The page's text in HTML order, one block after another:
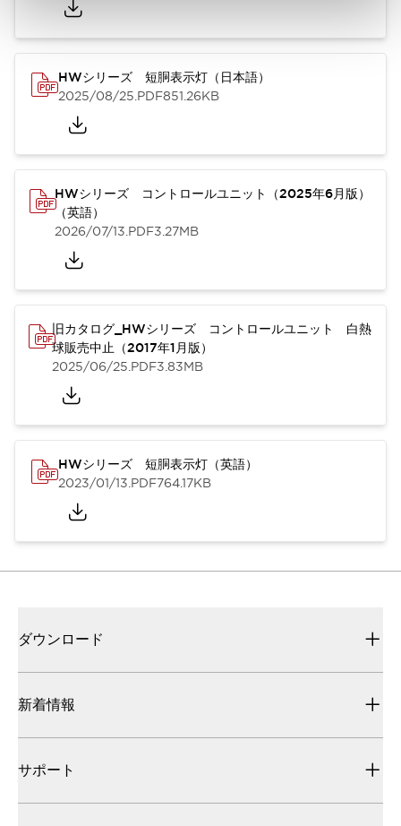
HWシリーズ 短胴表示灯（日本語）
2025/08/25.PDF851.26KB
HWシリーズ コントロールユニット（2025年6月版）
（英語）
2026/07/13.PDF3.27MB
旧カタログ_HWシリーズ コントロールユニット 白熱
球販売中止（2017年1月版）
2025/06/25.PDF3.83MB
HWシリーズ 短胴表示灯（英語）
2023/01/13.PDF764.17KB
ダウンロード
新着情報
サポート